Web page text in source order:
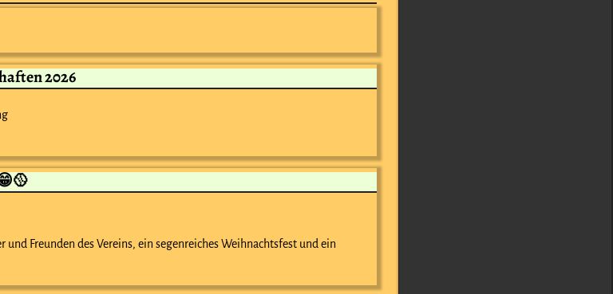
2026
Freunden des Vereins, ein segenreiches Weihnachtsfest und ein